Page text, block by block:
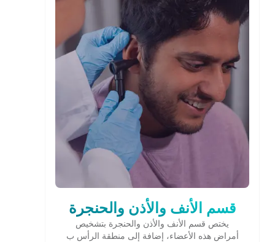
قسم الأنف والأذن والحنجرة
يختص قسم الأنف والأذن والحنجرة بتشخيص
أمراض هذه الأعضاء، إضافة إلى منطقة الرأس ب